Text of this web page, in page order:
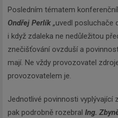
Posledním tématem
Ondřej Perlík „uvedl posluchače
i když zdaleka ne nedůležitou
znečišťování ovzduší a
mají. Ne vždy provozovatel
provozovatelem je.
Jednotlivé povinnosti vyplývající
pak podrobně rozebral Ing.